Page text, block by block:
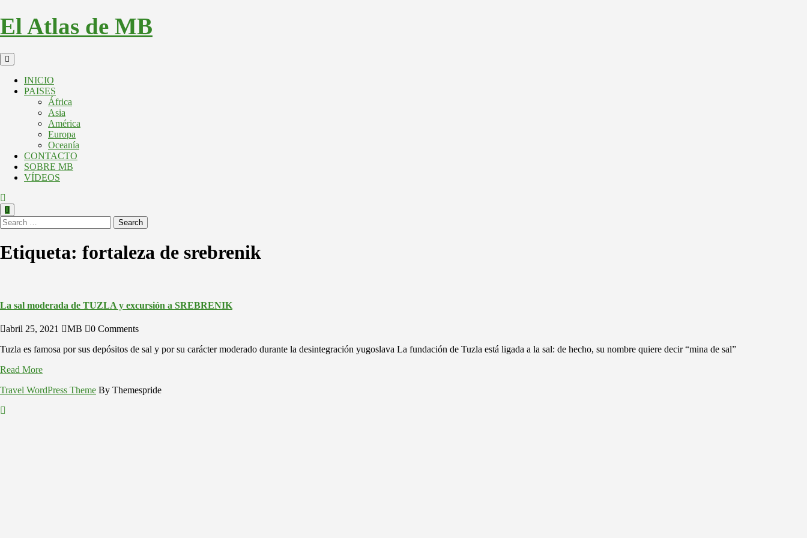
El Atlas de MB
INICIO
PAISES
África
Asia
América
Europa
Oceanía
CONTACTO
SOBRE MB
VÍDEOS
Search
Etiqueta: fortaleza de srebrenik
La sal moderada de TUZLA y excursión a SREBRENIK
abril 25, 2021 MB
0 Comments
Tuzla es famosa por sus depósitos de sal y por su carácter moderado durante la desintegración yugoslava La fundación de Tuzla está ligada a la sal: de hecho, su nombre quiere decir “mina de sal”
Read More
Travel WordPress Theme By Themespride